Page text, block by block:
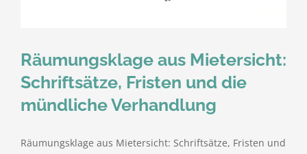
Räumungsklage aus Mietersicht:
Schriftsätze, Fristen und die
mündliche Verhandlung
Räumungsklage aus Mietersicht: Schriftsätze, Fristen und